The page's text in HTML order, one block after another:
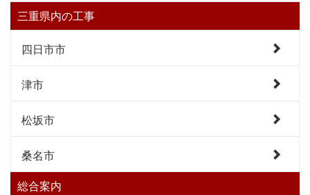
三重県内の工事
四日市市
津市
松坂市
桑名市
総合案内